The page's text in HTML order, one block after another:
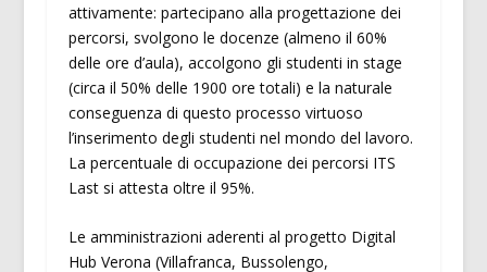
attivamente: partecipano alla progettazione dei
percorsi, svolgono le docenze (almeno il 60%
delle ore d’aula), accolgono gli studenti in stage
(circa il 50% delle 1900 ore totali) e la naturale
conseguenza di questo processo virtuoso
l’inserimento degli studenti nel mondo del lavoro.
La percentuale di occupazione dei percorsi ITS
Last si attesta oltre il 95%.
Le amministrazioni aderenti al progetto Digital
Hub Verona (Villafranca, Bussolengo,